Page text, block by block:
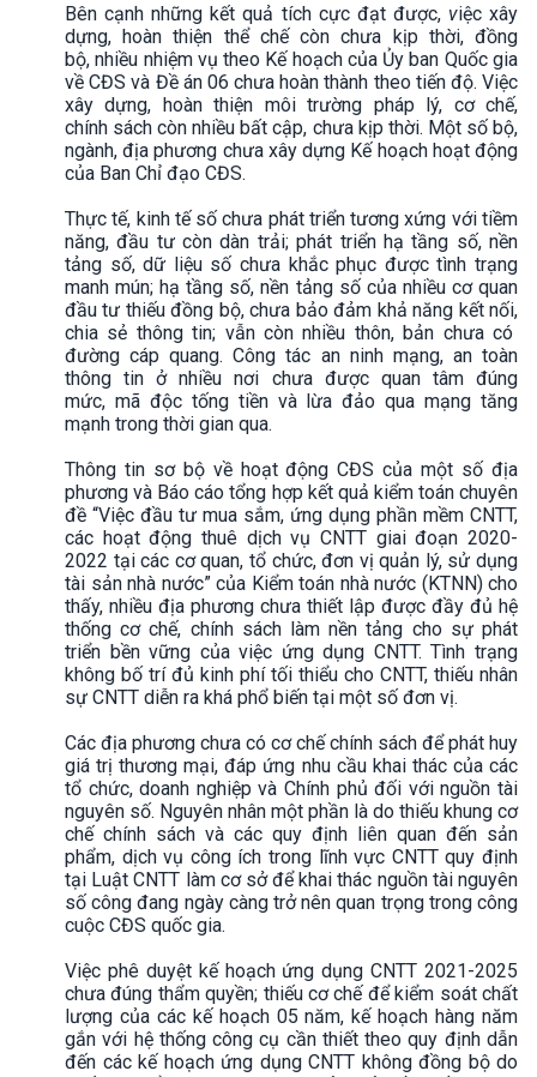
Bên cạnh những kết quả tích cực đạt được,việc xây
dựng, hoàn thiện thể chế còn chưa kịp thời, đồng
bộ, nhiều nhiệm vụ theo Kế hoạch của Ủy ban Quốc gia
về CĐS và Đề án 06 chưa hoàn thành theo tiến độ. Việc
xây dựng, hoàn thiện môi trường pháp lý, cơ chế,
chính sách còn nhiều bất cập, chưa kịp thời. Một số bộ,
ngành, địa phương chưa xây dựng Kế hoạch hoạt động
của Ban Chỉ đạo CĐS.
Thực tế, kinh tế số chưa phát triển tương xứng với tiềm
năng, đầu tư còn dàn trải; phát triển hạ tầng số, nền
tảng số, dữ liệu số chưa khắc phục được tình trạng
manh mún; hạ tầng số, nền tảng số của nhiều cơ quan
đầu tư thiếu đồng bộ, chưa bảo đảm khả năng kết nối,
chia sẻ thông tin; vẫn còn nhiều thôn, bản chưa có
đường cáp quang. Công tác an ninh mạng, an toàn
thông tin ở nhiều nơi chưa được quan tâm đúng
mức, mã độc tống tiền và lừa đảo qua mạng tăng
mạnh trong thời gian qua.
Thông tin sơ bộ về hoạt động CĐS của một số địa
phương và Báo cáo tổng hợp kết quả kiểm toán chuyên
đề “Việc đầu tư mua sắm, ứng dụng phần mềm CNTT,
các hoạt động thuê dịch vụ CNTT giai đoạn 2020-
2022 tại các cơ quan, tổ chức, đơn vị quản lý, sử dụng
tài sản nhà nước” của Kiểm toán nhà nước (KTNN) cho
thấy, nhiều địa phương chưa thiết lập được đầy đủ hệ
thống cơ chế, chính sách làm nền tảng cho sự phát
triển bền vững của việc ứng dụng CNTT. Tình trạng
không bố trí đủ kinh phí tối thiểu cho CNTT, thiếu nhân
sự CNTT diễn ra khá phổ biến tại một số đơn vị.
Các địa phương chưa có cơ chế chính sách để phát huy
giá trị thương mại, đáp ứng nhu cầu khai thác của các
tổ chức, doanh nghiệp và Chính phủ đối với nguồn tài
nguyên số. Nguyên nhân một phần là do thiếu khung cơ
chế chính sách và các quy định liên quan đến sản
phẩm, dịch vụ công ích trong lĩnh vực CNTT quy định
tại Luật CNTT làm cơ sở để khai thác nguồn tài nguyên
số công đang ngày càng trở nên quan trọng trong công
cuộc CĐS quốc gia.
Việc phê duyệt kế hoạch ứng dụng CNTT 2021-2025
chưa đúng thẩm quyền; thiếu cơ chế để kiểm soát chất
lượng của các kế hoạch 05 năm, kế hoạch hàng năm
gắn với hệ thống công cụ cần thiết theo quy định dẫn
đến các kế hoạch ứng dụng CNTT không đồng bộ do